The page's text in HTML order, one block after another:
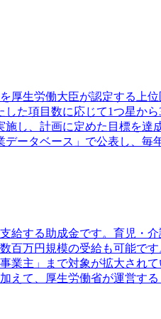
厚生労働大臣が認定する上
た項目数に応じて1つ星か
し、計画に定めた目標を達
ータベース」で公表し、毎
給する助成金です。育児・
百万円規模の受給も可能で
業主」まで対象が拡大され
えて、厚生労働省が運営す